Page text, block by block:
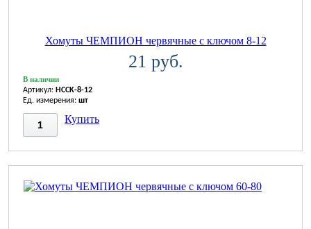
Хомуты ЧЕМПИОН червячные с ключом 8-12
21 руб.
В наличии
Артикул: HCCK-8-12
Ед. измерения: шт
Купить